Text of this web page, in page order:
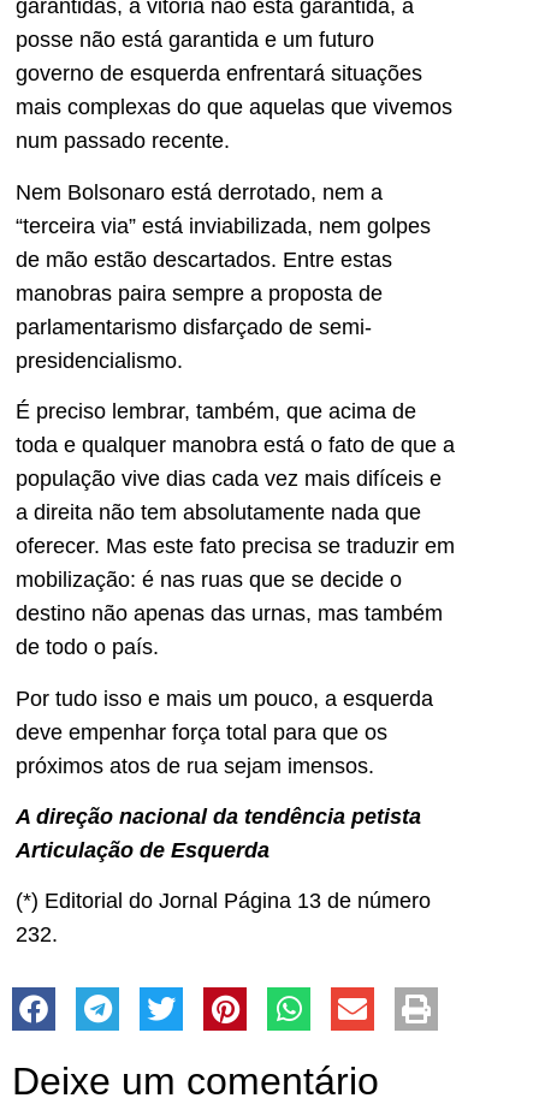
garantidas, a vitória não está garantida, a
posse não está garantida e um futuro
governo de esquerda enfrentará situações
mais complexas do que aquelas que vivemos
num passado recente.
Nem Bolsonaro está derrotado, nem a
“terceira via” está inviabilizada, nem golpes
de mão estão descartados. Entre estas
manobras paira sempre a proposta de
parlamentarismo disfarçado de semi-
presidencialismo.
É preciso lembrar, também, que acima de
toda e qualquer manobra está o fato de que a
população vive dias cada vez mais difíceis e
a direita não tem absolutamente nada que
oferecer. Mas este fato precisa se traduzir em
mobilização: é nas ruas que se decide o
destino não apenas das urnas, mas também
de todo o país.
Por tudo isso e mais um pouco, a esquerda
deve empenhar força total para que os
próximos atos de rua sejam imensos.
A direção nacional da tendência petista
Articulação de Esquerda
(*) Editorial do Jornal Página 13 de número
232.
Deixe um comentário